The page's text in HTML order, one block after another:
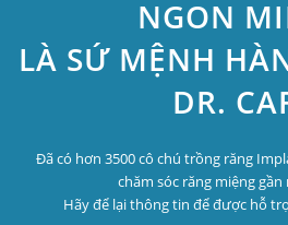
NGON
LÀ SỨ MỆNH
DR.
Đã có hơn 3500 cô chú trồng răng
chăm sóc răng miệng
Hãy để lại thông tin để được hỗ